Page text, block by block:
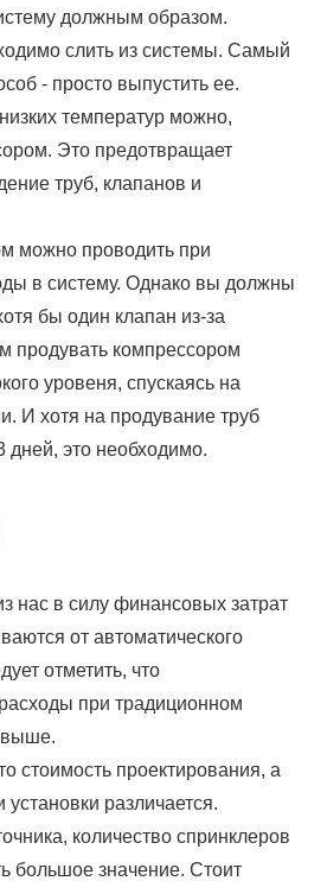
должным образом.
слить из системы. Самый
- просто выпустить ее.
температур можно,
Это предотвращает
труб, клапанов и
можно проводить при
в систему. Однако вы должны
бы один клапан из-за
продувать компрессором
уровеня, спускаясь на
И хотя на продувание труб
дней, это необходимо.
нас в силу финансовых затрат
от автоматического
отметить, что
при традиционном
выше.
стоимость проектирования, а
установки различается.
количество спринклеров
большое значение. Стоит